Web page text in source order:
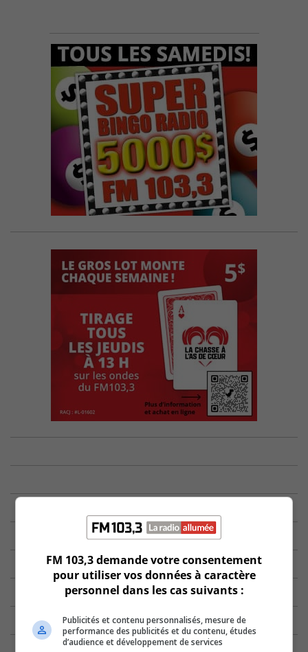
FM 103,3 demande votre consentement
pour utiliser vos données à caractère
personnel dans les cas suivants :
Publicités et contenu personnalisés, mesure de
performance des publicités et du contenu, études
d’audience et développement de services